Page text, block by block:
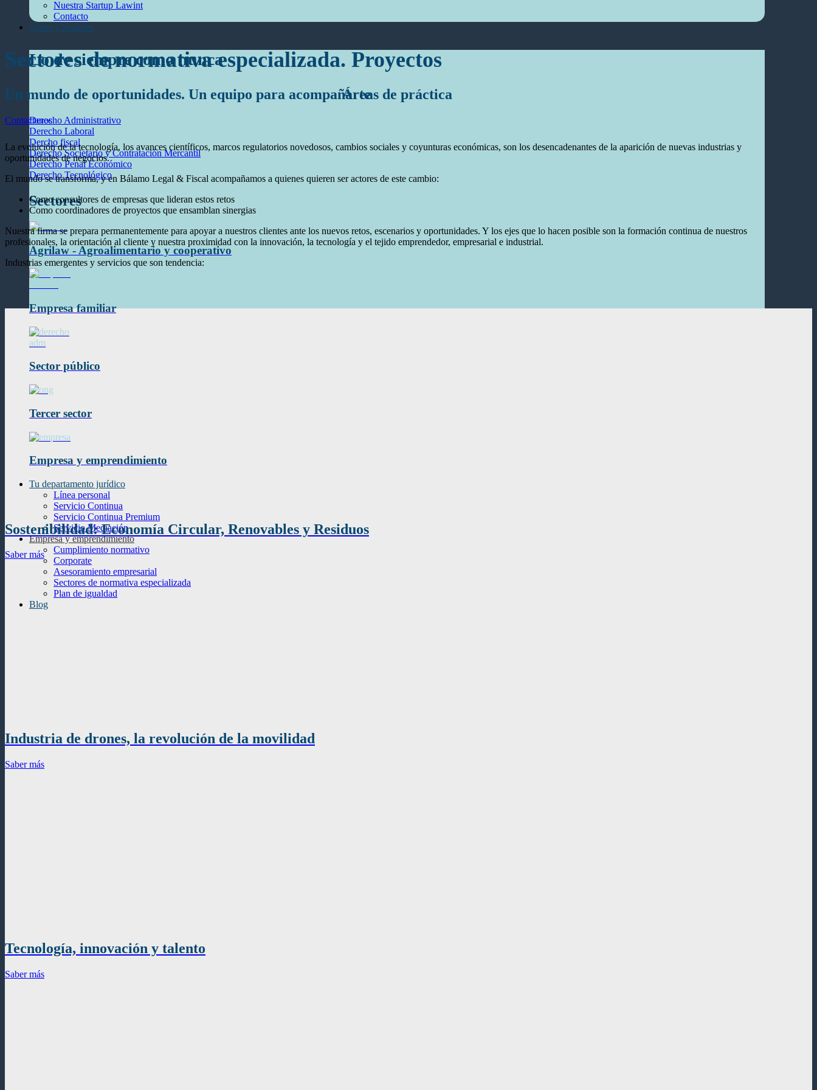
Nuestra Startup Lawint
Contacto
Áreas y Sectores
Lo de siempre como nunca
Áreas de práctica
Derecho Administrativo
Derecho Laboral
Dercho fiscal
Derecho Societario y Contratación Mercantil
Derecho Penal Económico
Derecho Tecnológico
Sectores
Agrilaw - Agroalimentario y cooperativo
Empresa familiar
Sector público
Tercer sector
Empresa y emprendimiento
Tu departamento jurídico
Línea personal
Servicio Continua
Servicio Continua Premium
Servicio Mediación
Empresa y emprendimiento
Cumplimiento normativo
Corporate
Asesoramiento empresarial
Sectores de normativa especializada
Plan de igualdad
Blog
Sectores de normativa especializada. Proyectos
Un mundo de oportunidades. Un equipo para acompañarte
Contactanos
La evolución de la tecnología, los avances científicos, marcos regulatorios novedosos, cambios sociales y coyunturas económicas, son los desencadenantes de la aparición de nuevas industrias y
oportunidades de negocios.
El mundo se transforma, y en Bálamo Legal & Fiscal acompañamos a quienes quieren ser actores de este cambio:
Como consultores de empresas que lideran estos retos
Como coordinadores de proyectos que ensamblan sinergias
Nuestra firma se prepara permanentemente para apoyar a nuestros clientes ante los nuevos retos, escenarios y oportunidades. Y los ejes que lo hacen posible son la formación continua de nuestros
profesionales, la orientación al cliente y nuestra proximidad con la innovación, la tecnología y el tejido emprendedor, empresarial e industrial.
Industrias emergentes y servicios que son tendencia:
Sostenibilidad: Economía Circular, Renovables y Residuos
Saber más
Industria de drones, la revolución de la movilidad
Saber más
Tecnología, innovación y talento
Saber más